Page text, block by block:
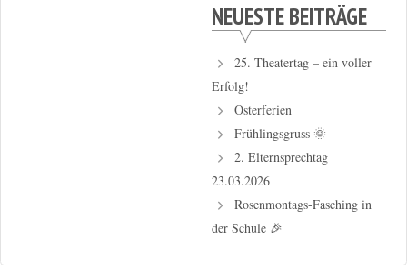
NEUESTE BEITRÄGE
25. Theatertag – ein voller
Erfolg!
Osterferien
Frühlingsgruss 🌞
2. Elternsprechtag
23.03.2026
Rosenmontags-Fasching in
der Schule 🎉